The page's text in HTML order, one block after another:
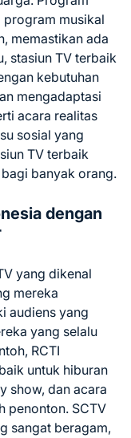
program musikal
memastikan ada
stasiun TV terbaik
kebutuhan
mengadaptasi
acara realitas
sosial yang
TV terbaik
banyak orang.
dengan
yang dikenal
mereka
audiens yang
yang selalu
RCTI
untuk hiburan
show, dan acara
penonton. SCTV
sangat beragam,